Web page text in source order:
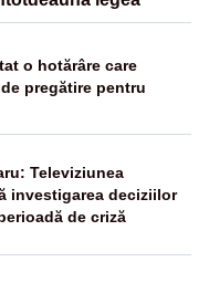
o hotărâre care
pregătire pentru
Televiziunea
investigarea deciziilor
de criză